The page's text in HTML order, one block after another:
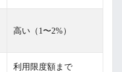
高い（1〜2%）
利用限度額まで